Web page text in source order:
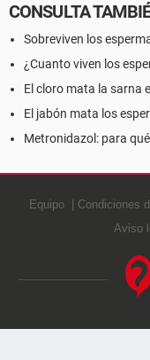
CONSULTA
Sobreviven los
¿Cuanto viven los
El cloro mata la sarna
El jabón mata los
Metronidazol: para
Equipo Condiciones
Aviso